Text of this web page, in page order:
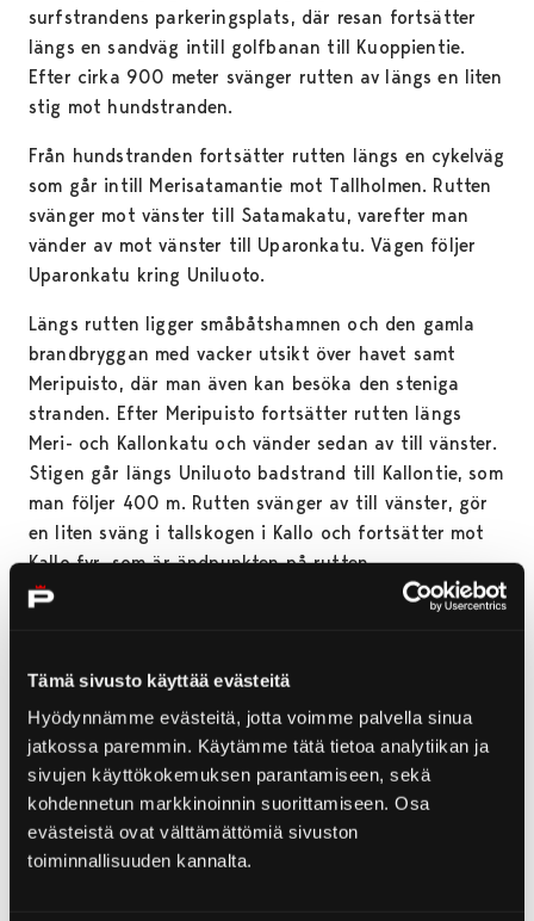
Tämä sivusto käyttää evästeitä
Hyödynnämme evästeitä, jotta voimme palvella sinua
jatkossa paremmin. Käytämme tätä tietoa analytiikan ja
sivujen käyttökokemuksen parantamiseen, sekä
kohdennetun markkinoinnin suorittamiseen. Osa
evästeistä ovat välttämättömiä sivuston
toiminnallisuuden kannalta.
surfstrandens parkeringsplats, där resan fortsätter
längs en sandväg intill golfbanan till Kuoppientie.
Efter cirka 900 meter svänger rutten av längs en liten
stig mot hundstranden.
Från hundstranden fortsätter rutten längs en cykelväg
som går intill Merisatamantie mot Tallholmen. Rutten
svänger mot vänster till Satamakatu, varefter man
vänder av mot vänster till Uparonkatu. Vägen följer
Uparonkatu kring Uniluoto.
Längs rutten ligger småbåtshamnen och den gamla
brandbryggan med vacker utsikt över havet samt
Meripuisto, där man även kan besöka den steniga
stranden. Efter Meripuisto fortsätter rutten längs
Meri- och Kallonkatu och vänder sedan av till vänster.
Stigen går längs Uniluoto badstrand till Kallontie, som
man följer 400 m. Rutten svänger av till vänster, gör
en liten sväng i tallskogen i Kallo och fortsätter mot
Kallo fyr, som är ändpunkten på rutten.
• Yyteri parkeringsplats
• Kallo parkeringsplats
• Yyteri parkeringsplats har gott om
parkeringsutrymme. Kallo parkeringsplats rymmer ca.
15 bilar.
Rutt